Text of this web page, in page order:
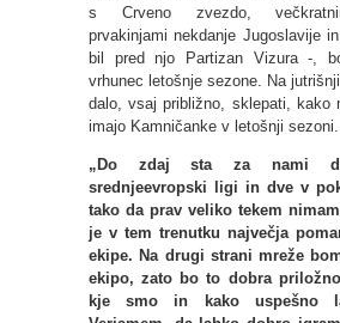
s Crveno zvezdo,
prvakinjami nekdanje Jugoslavije
bil pred njo Partizan Vizura -,
vrhunec letošnje sezone. Na
dalo, vsaj približno, sklepati, kako
imajo Kamničanke v letošnji sezoni.
„Do zdaj sta za nami
srednjeevropski ligi in dve v
tako da prav veliko tekem
je v tem trenutku največja
ekipe. Na drugi strani mreže
ekipo, zato bo to dobra
kje smo in kako uspešno